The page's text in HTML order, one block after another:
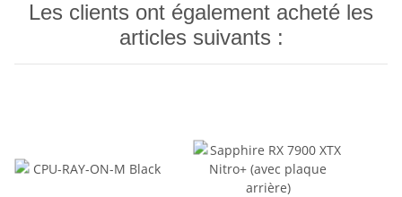
Les clients ont également acheté les
articles suivants :